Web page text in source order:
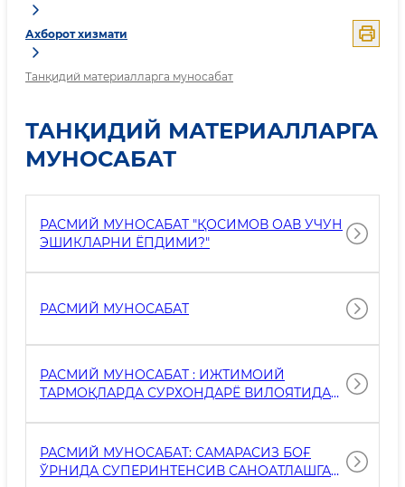
Ахборот хизмати
Танқидий материалларга муносабат
ТАНҚИДИЙ МАТЕРИАЛЛАРГА
МУНОСАБАТ
РАСМИЙ МУНОСАБАТ "ҚОСИМОВ ОАВ УЧУН
ЭШИКЛАРНИ ЁПДИМИ?"
РАСМИЙ МУНОСАБАТ
РАСМИЙ МУНОСАБАТ : ИЖТИМОИЙ
ТАРМОҚЛАРДА СУРХОНДАРЁ ВИЛОЯТИДА
ЭТИЛГАН БОҒ ТАҚДИРИ ҲАМДА УНИНГ
САЛОМАТЛИГИ БИЛАН БОҒЛИҚ ҲОЛАТ
ЮЗАСИДАН ХАБАРЛАР ТАРҚАЛДИ.
РАСМИЙ МУНОСАБАТ: САМАРАСИЗ БОҒ
ЎРНИДА СУПЕРИНТЕНСИВ САНОАТЛАШГАН